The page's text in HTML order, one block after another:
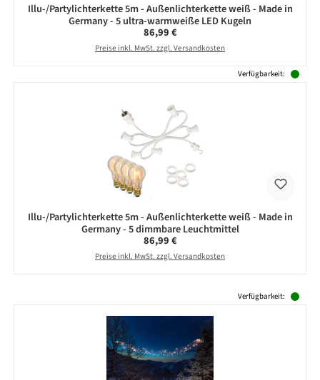
Illu-/Partylichterkette 5m - Außenlichterkette weiß - Made in
Germany - 5 ultra-warmweiße LED Kugeln
Regulärer Preis:
86,99 €
Preise inkl. MwSt. zzgl. Versandkosten
Verfügbarkeit:
Illu-/Partylichterkette 5m - Außenlichterkette weiß - Made in
Germany - 5 dimmbare Leuchtmittel
Regulärer Preis:
86,99 €
Preise inkl. MwSt. zzgl. Versandkosten
Verfügbarkeit: